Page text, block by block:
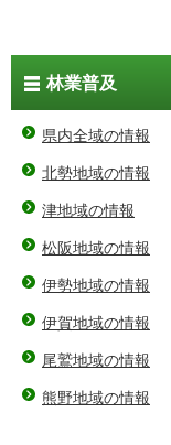
林業普及
県内全域の情報
北勢地域の情報
津地域の情報
松阪地域の情報
伊勢地域の情報
伊賀地域の情報
尾鷲地域の情報
熊野地域の情報